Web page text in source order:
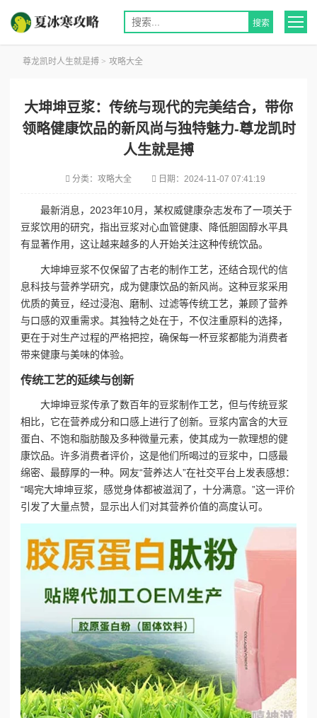
尊龙凯时人生就是搏 > 攻略大全
大坤坤豆浆：传统与现代的完美结合，带你
领略健康饮品的新风尚与独特魅力-尊龙凯时
人生就是搏
分类： 攻略大全 日期： 2024-11-07 07:41:19
最新消息，2023年10月，某权威健康杂志发布了一项关于
豆浆饮用的研究，指出豆浆对心血管健康、降低胆固醇水平具
有显著作用，这让越来越多的人开始关注这种传统饮品。
大坤坤豆浆不仅保留了古老的制作工艺，还结合现代的信
息科技与营养学研究，成为健康饮品的新风尚。这种豆浆采用
优质的黄豆，经过浸泡、磨制、过滤等传统工艺，兼顾了营养
与口感的双重需求。其独特之处在于，不仅注重原料的选择，
更在于对生产过程的严格把控，确保每一杯豆浆都能为消费者
带来健康与美味的体验。
传统工艺的延续与创新
大坤坤豆浆传承了数百年的豆浆制作工艺，但与传统豆浆
相比，它在营养成分和口感上进行了创新。豆浆内富含的大豆
蛋白、不饱和脂肪酸及多种微量元素，使其成为一款理想的健
康饮品。许多消费者评价，这是他们所喝过的豆浆中，口感最
绵密、最醇厚的一种。网友“营养达人”在社交平台上发表感想：
“喝完大坤坤豆浆，感觉身体都被滋润了，十分满意。”这一评价
引发了大量点赞，显示出人们对其营养价值的高度认可。